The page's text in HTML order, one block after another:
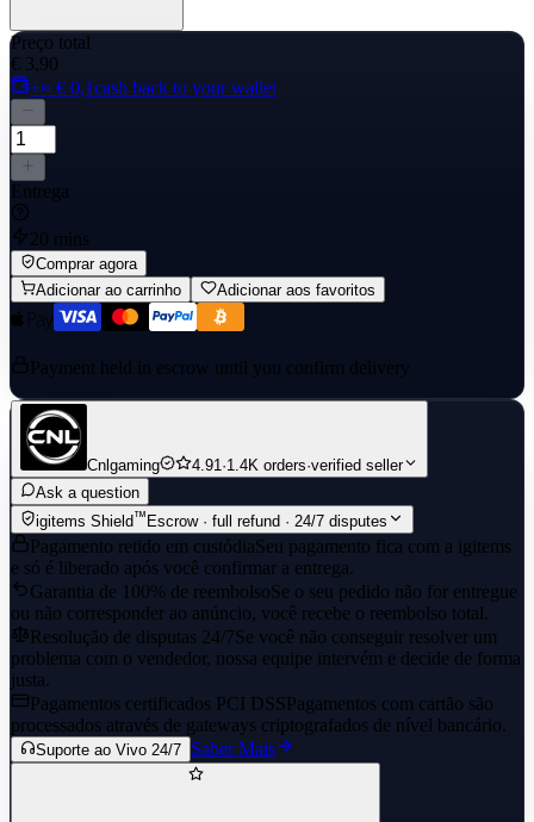
Preço total
€ 3,90
+≈ € 0,1cash back to your wallet
Entrega
20 mins
Comprar agora
Adicionar ao carrinho
Adicionar aos favoritos
Payment held in escrow until you confirm delivery
Cnlgaming 4.91·1.4K orders·verified seller
Ask a question
igitems Shield™Escrow · full refund · 24/7 disputes
Pagamento retido em custódiaSeu pagamento fica com a igitems
e só é liberado após você confirmar a entrega.
Garantia de 100% de reembolsoSe o seu pedido não for entregue
ou não corresponder ao anúncio, você recebe o reembolso total.
Resolução de disputas 24/7Se você não conseguir resolver um
problema com o vendedor, nossa equipe intervém e decide de forma
justa.
Pagamentos certificados PCI DSSPagamentos com cartão são
processados através de gateways criptografados de nível bancário.
Suporte ao Vivo 24/7 Saber Mais